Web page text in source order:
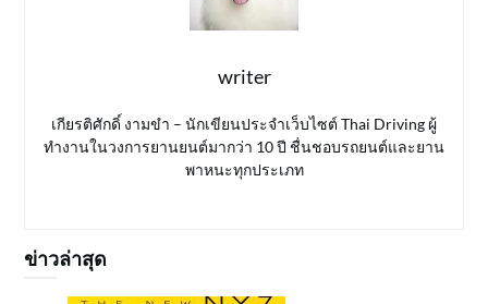
writer
เกียรติศักดิ์ งามขำ – นักเขียนประจำเว็บไซต์ Thai Driving ผู้
ทำงานในวงการยานยนต์มากว่า 10 ปี ชื่นชอบรถยนต์และยาน
พาหนะทุกประเภท
ข่าวล่าสุด